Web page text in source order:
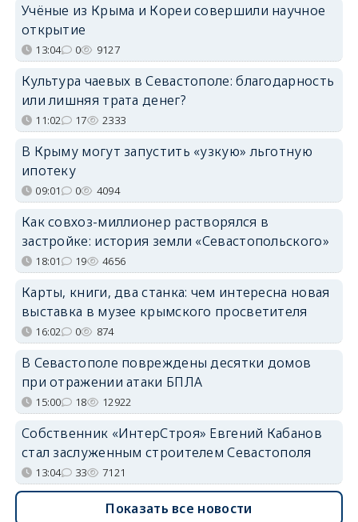
Учёные из Крыма и Кореи совершили научное
открытие
13:04 0 9127
Культура чаевых в Севастополе: благодарность
или лишняя трата денег?
11:02 17 2333
В Крыму могут запустить «узкую» льготную
ипотеку
09:01 0 4094
Как совхоз-миллионер растворялся в
застройке: история земли «Севастопольского»
18:01 19 4656
Карты, книги, два станка: чем интересна новая
выставка в музее крымского просветителя
16:02 0 874
В Севастополе повреждены десятки домов
при отражении атаки БПЛА
15:00 18 12922
Собственник «ИнтерСтроя» Евгений Кабанов
стал заслуженным строителем Севастополя
13:04 33 7121
Показать все новости